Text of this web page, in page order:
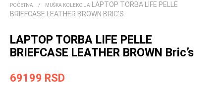
POČETNA / MUŠKA KOLEKCIJA LAPTOP TORBA LIFE PELLE
BRIEFCASE LEATHER BROWN BRIC’S
LAPTOP TORBA LIFE PELLE
BRIEFCASE LEATHER BROWN Bric’s
69199 RSD